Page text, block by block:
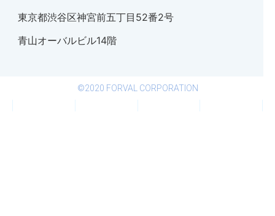
東京都渋谷区神宮前五丁目52番2号
青山オーバルビル14階
©2020 FORVAL CORPORATION